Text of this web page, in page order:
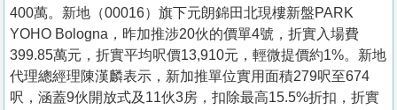
400萬。新地（00016）旗下元朗錦田北現樓新盤PARK
YOHO Bologna，昨加推涉20伙的價單4號，折實入場費
399.85萬元，折實平均呎價13,910元，輕微提價約1%。新地
代理總經理陳漢麟表示，新加推單位實用面積279呎至674
呎，涵蓋9伙開放式及11伙3房，扣除最高15.5%折扣，折實